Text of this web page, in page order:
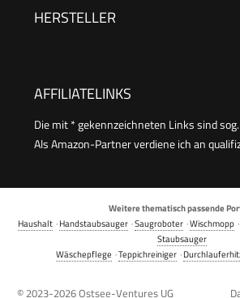
HERSTELLER
AFFILIATELINKS
Die mit * gekennzeichneten Links sind
Als Amazon-Partner verdiene ich an
Weitere thematisch passende
Haushalt ·Handstaubsauger ·Saugroboter ·Wischmopp ·
Staubsauger
Wäschepflege ·Teppichreiniger·
© 2023-2026Ostsee-Ventures UG